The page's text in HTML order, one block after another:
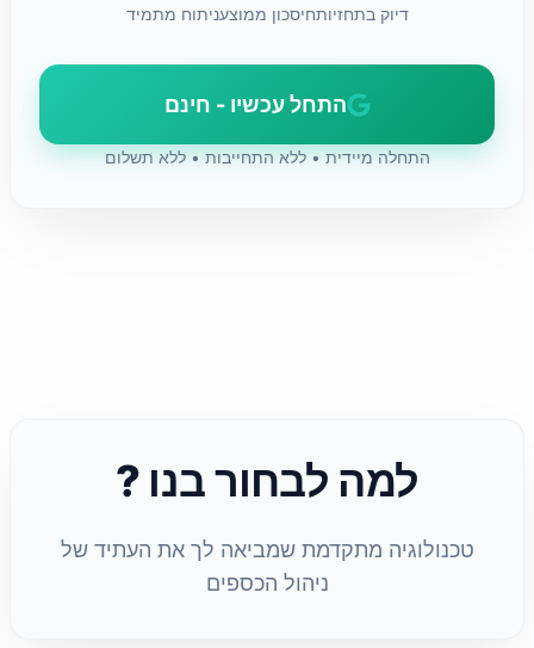
דיוק בתחזיותחיסכון ממוצעניתוח מתמיד
התחל עכשיו - חינם
התחלה מיידית • ללא התחייבות • ללא תשלום
למה לבחור בנו ?
טכנולוגיה מתקדמת שמביאה לך את העתיד של
ניהול הכספים